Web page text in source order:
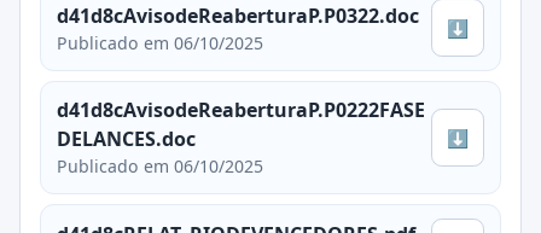
d41d8cAvisodeReaberturaP.P0322.doc
Publicado em 06/10/2025
⬇
d41d8cAvisodeReaberturaP.P0222FASE
DELANCES.doc
Publicado em 06/10/2025
⬇